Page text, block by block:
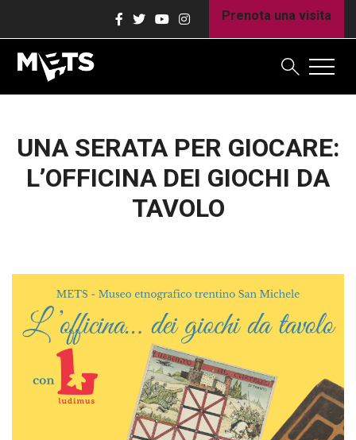
Prenota una visita
UNA SERATA PER GIOCARE:
L’OFFICINA DEI GIOCHI DA
TAVOLO